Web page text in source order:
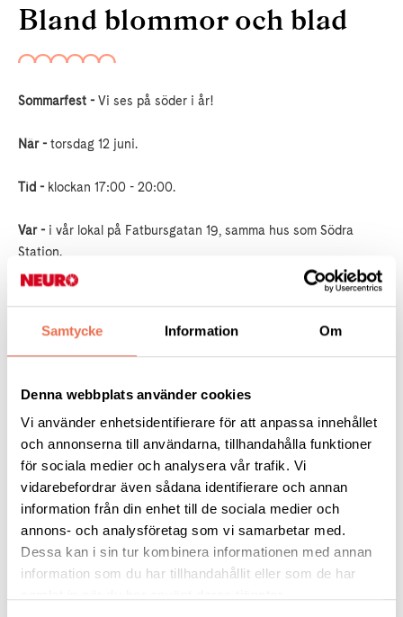
Samtycke Information Om
Denna webbplats använder cookies
Vi använder enhetsidentifierare för att anpassa innehållet
och annonserna till användarna, tillhandahålla funktioner
för sociala medier och analysera vår trafik. Vi
vidarebefordrar även sådana identifierare och annan
information från din enhet till de sociala medier och
annons- och analysföretag som vi samarbetar med.
Dessa kan i sin tur kombinera informationen med annan
information som du har tillhandahållit eller som de har
Bland blommor och blad
Sommarfest - Vi ses på söder i år!
När - torsdag 12 juni.
Tid - klockan 17:00 - 20:00.
Var - i vår lokal på Fatbursgatan 19, samma hus som Södra
Station.
ed de bästa
hitkavalkad genom årtiondena.
vegetarisk alternativ och potatissallad med lite tillbehör
inklusive valfri dryck, vatten, läsk, öl eller vin. Efter maten tar vi
kaffe och vår sommartårta med jordgubbar.
Anmälan -kan du göra tidigast måndag 14 april och senast
torsdag 5 juni genom att mejla tillstockholm@neuro.seuppge
vilken stadsdel du bor i. Begränsat antal platser. Lämna återbud
om du inte kan komma.
Varmt välkommen!